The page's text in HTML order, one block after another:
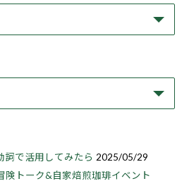
詞で活用してみたら 2025/05/29
険トーク&自家焙煎珈琲イベント